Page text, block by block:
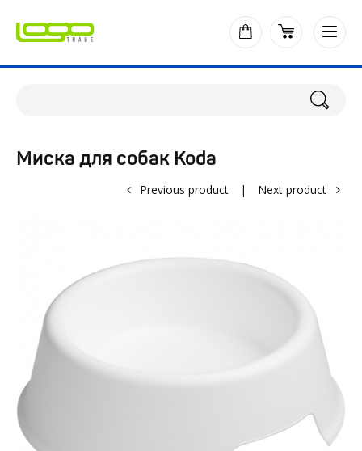
Миска для собак Koda
Previous product | Next product